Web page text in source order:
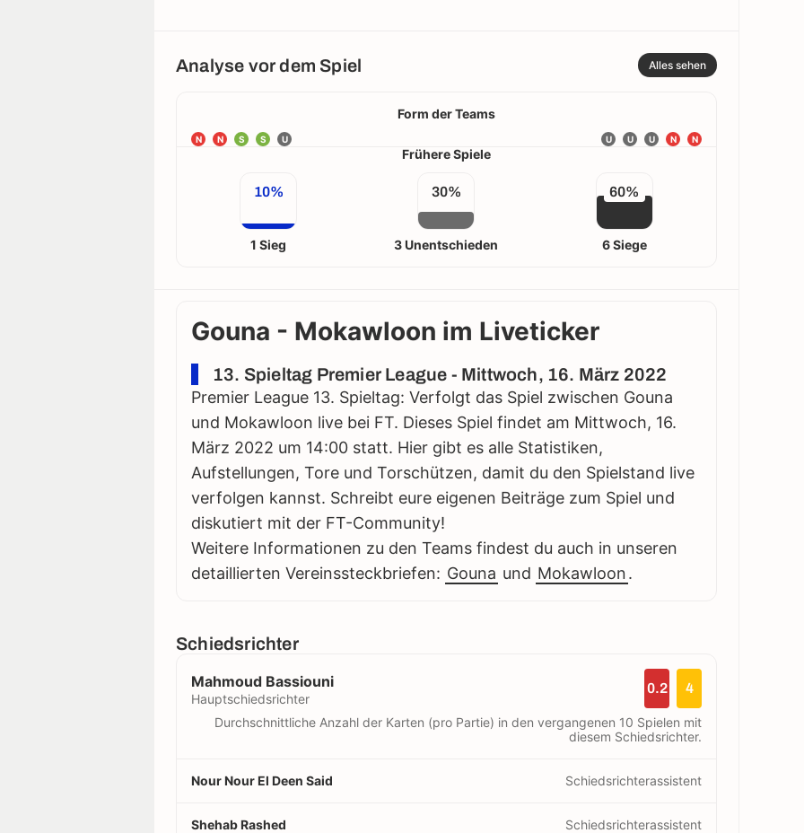
Analyse vor dem Spiel Alles sehen
Form der Teams
N N S S U N
N
U
U
U
Frühere Spiele
10%
1 Sieg
30%
3 Unentschieden
60%
6 Siege
Gouna - Mokawloon im Liveticker
13. Spieltag Premier League - Mittwoch, 16. März 2022
Premier League 13. Spieltag: Verfolgt das Spiel zwischen Gouna
und Mokawloon live bei FT. Dieses Spiel findet am Mittwoch, 16.
März 2022 um 14:00 statt. Hier gibt es alle Statistiken,
Aufstellungen, Tore und Torschützen, damit du den Spielstand live
verfolgen kannst. Schreibt eure eigenen Beiträge zum Spiel und
diskutiert mit der FT-Community!
Weitere Informationen zu den Teams findest du auch in unseren
detaillierten Vereinssteckbriefen: Gouna und Mokawloon.
Schiedsrichter
Mahmoud Bassiouni
Hauptschiedsrichter
0.2 4
Durchschnittliche Anzahl der Karten (pro Partie) in den vergangenen 10 Spielen mit
diesem Schiedsrichter.
Nour Nour El Deen Said Schiedsrichterassistent
Shehab Rashed Schiedsrichterassistent